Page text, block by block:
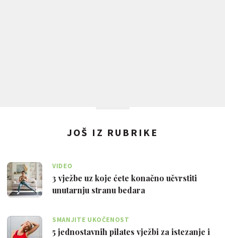
JOŠ IZ RUBRIKE
VIDEO
3 vježbe uz koje ćete konačno učvrstiti
unutarnju stranu bedara
SMANJITE UKOČENOST
5 jednostavnih pilates vježbi za istezanje i